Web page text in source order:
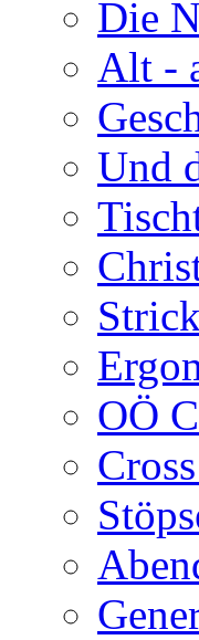
Die
Alt -
Und
OÖ